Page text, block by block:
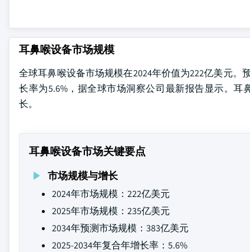
耳鼻喉设备市场规模
全球耳鼻喉设备市场规模在2024年价值为222亿美元。
长率为5.6%，据全球市场洞察公司最新报告显示。
长。
耳鼻喉设备市场关键要点
市场规模与增长
2024年市场规模：222亿美元
2025年市场规模：235亿美元
2034年预测市场规模：383亿美元
2025-2034年复合年增长率：5.6%